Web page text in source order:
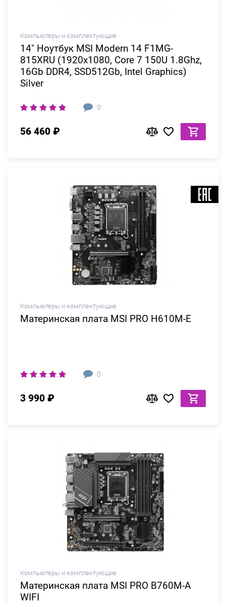
Компьютеры и комплектующие
14" Ноутбук MSI Modern 14 F1MG-
815XRU (1920x1080, Core 7 150U 1.8Ghz,
16Gb DDR4, SSD512Gb, Intel Graphics)
Silver
0
56 460 ₽
Компьютеры и комплектующие
Материнская плата MSI PRO H610M-E
0
3 990 ₽
Компьютеры и комплектующие
Материнская плата MSI PRO B760M-A
WIFI